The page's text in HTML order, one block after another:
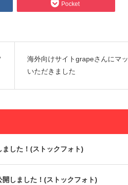
Pocket
海外向けサイトgrapeさんにマ
いただきました
した！(ストックフォト)
しました！(ストックフォト)